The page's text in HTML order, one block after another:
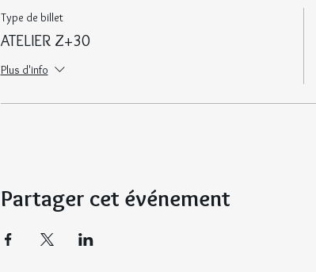
Type de billet
ATELIER Z+30
Plus d'info
Partager cet événement